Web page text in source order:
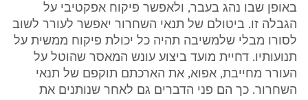
באופן שבו נהג בעבר, ולאפשר פיקוח אפקטיבי על
הגבלה זו. ביטולם של תנאי השחרור יאפשר לעורר לשוב
לסורו מבלי שלמשיבה תהיה כל יכולת פיקוח ממשית על
תנועותיו. דחיית מועד ביצוע עונש המאסר שהוטל על
העורר מחייבת, אפוא, את הארכתם תוקפם של תנאי
השחרור. כך הם פני הדברים גם לאחר שנותנים את